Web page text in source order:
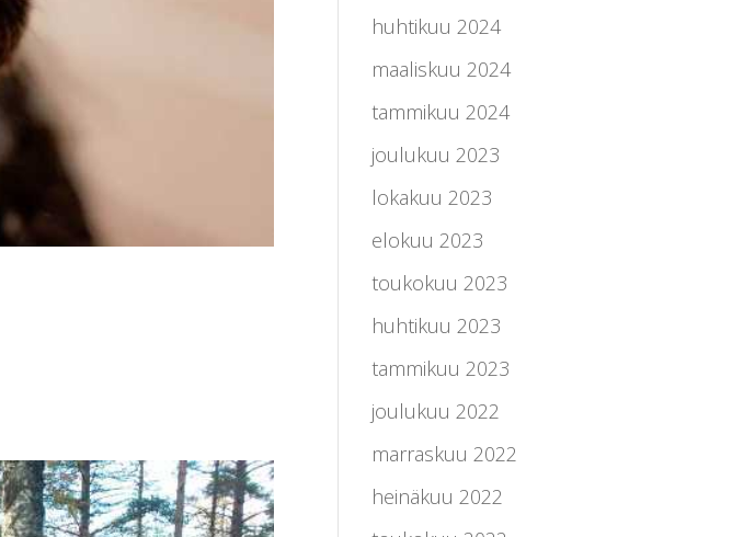
huhtikuu 2024
maaliskuu 2024
tammikuu 2024
joulukuu 2023
lokakuu 2023
elokuu 2023
toukokuu 2023
huhtikuu 2023
tammikuu 2023
joulukuu 2022
marraskuu 2022
heinäkuu 2022